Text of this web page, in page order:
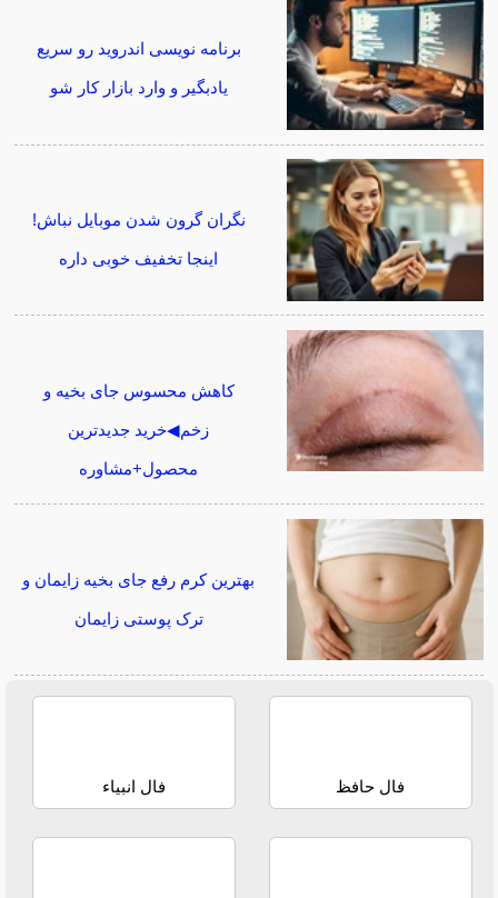
برنامه نویسی اندروید رو سریع
یادبگیر و وارد بازار کار شو
نگران گرون شدن موبایل نباش!
اینجا تخفیف خوبی داره
کاهش محسوس جای بخیه و
زخم◀خرید جدیدترین
محصول+مشاوره
بهترین کرم رفع جای بخیه زایمان و
ترک پوستی زایمان
فال حافظ فال انبیاء